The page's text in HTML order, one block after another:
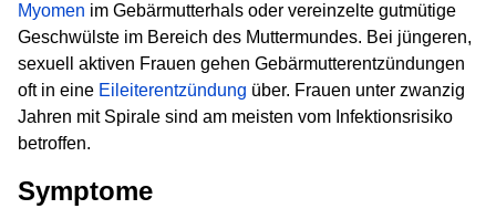
Myomen im Gebärmutterhals oder vereinzelte gutmütige
Geschwülste im Bereich des Muttermundes. Bei jüngeren,
sexuell aktiven Frauen gehen Gebärmutterentzündungen
oft in eine Eileiterentzündung über. Frauen unter zwanzig
Jahren mit Spirale sind am meisten vom Infektionsrisiko
betroffen.
Symptome